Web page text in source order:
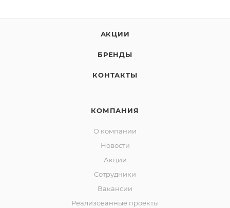
АКЦИИ
БРЕНДЫ
КОНТАКТЫ
КОМПАНИЯ
О компании
Новости
Акции
Сотрудники
Вакансии
Реализованные проекты